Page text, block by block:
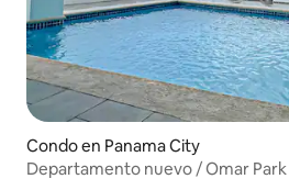
Condo en Panama City
Departamento nuevo / Omar